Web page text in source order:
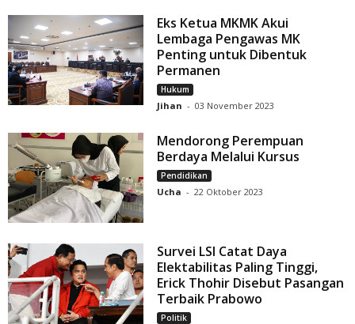
Eks Ketua MKMK Akui
Lembaga Pengawas MK
Penting untuk Dibentuk
Permanen
Hukum
Jihan - 03 November 2023
Mendorong Perempuan
Berdaya Melalui Kursus
Pendidikan
Ucha - 22 Oktober 2023
Survei LSI Catat Daya
Elektabilitas Paling Tinggi,
Erick Thohir Disebut Pasangan
Terbaik Prabowo
Politik